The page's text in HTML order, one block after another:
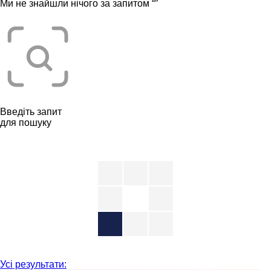
Ми не знайшли нічого за запитом “”
Введіть запит
для пошуку
Усі результати: